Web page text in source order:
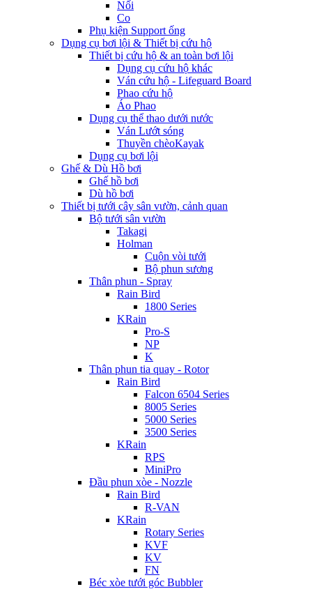
Nối
Co
Phụ kiện Support ống
Dụng cụ bơi lội & Thiết bị cứu hộ
Thiết bị cứu hộ & an toàn bơi lội
Dụng cụ cứu hộ khác
Ván cứu hộ - Lifeguard Board
Phao cứu hộ
Áo Phao
Dụng cụ thể thao dưới nước
Ván Lướt sóng
Thuyền chèoKayak
Dụng cụ bơi lội
Ghế & Dù Hồ bơi
Ghế hồ bơi
Dù hồ bơi
Thiết bị tưới cây sân vườn, cảnh quan
Bộ tưới sân vườn
Takagi
Holman
Cuộn vòi tưới
Bộ phun sương
Thân phun - Spray
Rain Bird
1800 Series
KRain
Pro-S
NP
K
Thân phun tia quay - Rotor
Rain Bird
Falcon 6504 Series
8005 Series
5000 Series
3500 Series
KRain
RPS
MiniPro
Đầu phun xòe - Nozzle
Rain Bird
R-VAN
KRain
Rotary Series
KVF
KV
FN
Béc xòe tưới góc Bubbler